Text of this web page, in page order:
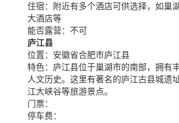
住宿： 附近有多个酒店可供选择，如巢
大酒店等
能否露营： 不可
庐江县
位置： 安徽省合肥市庐江县
特色： 庐江县位于巢湖市的南部，拥有
人文历史。这里有著名的庐江古县城遗
江大峡谷等旅游景点。
门票：
停车费：